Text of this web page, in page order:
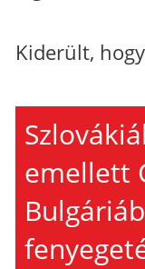
Kiderült,
emellett